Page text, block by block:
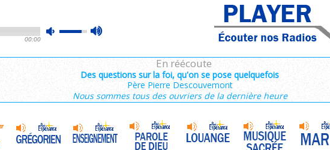
mute
max
00:00
En réécoute
Des questions sur la foi, qu'on se pose quelquefois
Père Pierre Descouvemont
Nous sommes tous des ouvriers de la dernière heure
foi • Lettres de Saint François de Sales 37/106
Jésus
18e semaine du Temps Ordinaire 6/7 - Vendredi + Saint Sixte II
En direct avec le Père Denis Mertz
• Lettre aux Galates
de Dieu La Transfiguration
• Paul et le Judaïsme 05